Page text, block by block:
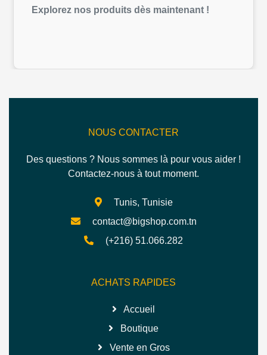
Explorez nos produits dès maintenant !
NOUS CONTACTER
Des questions ? Nous sommes là pour vous aider !
Contactez-nous à tout moment.
Tunis, Tunisie
contact@bigshop.com.tn
(+216) 51.066.282
ACHATS RAPIDES
Accueil
Boutique
Vente en Gros